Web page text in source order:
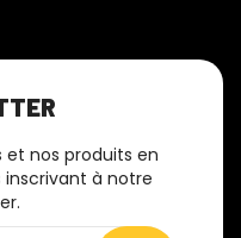
nos produits en
à notre